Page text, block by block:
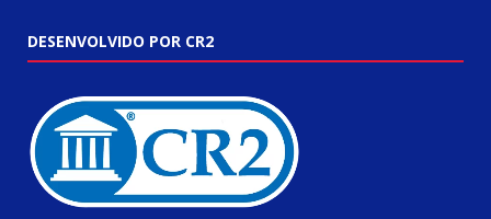
DESENVOLVIDO POR CR2